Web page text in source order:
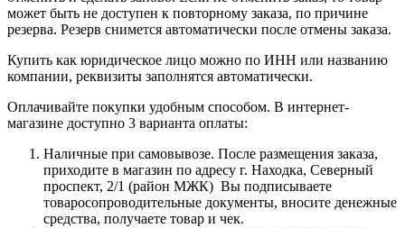
может быть не доступен к повторному заказа, по причине
резерва. Резерв снимется автоматически после отмены заказа.
Купить как юридическое лицо можно по ИНН или названию
компании, реквизиты заполнятся автоматически.
Оплачивайте покупки удобным способом. В интернет-
магазине доступно 3 варианта оплаты:
Наличные при самовывозе. После размещения заказа,
приходите в магазин по адресу г. Находка, Северный
проспект, 2/1 (район МЖК) Вы подписываете
товаросопроводительные документы, вносите денежные
средства, получаете товар и чек.